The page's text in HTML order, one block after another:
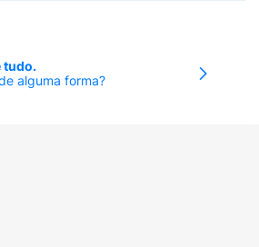
tudo.
alguma forma?